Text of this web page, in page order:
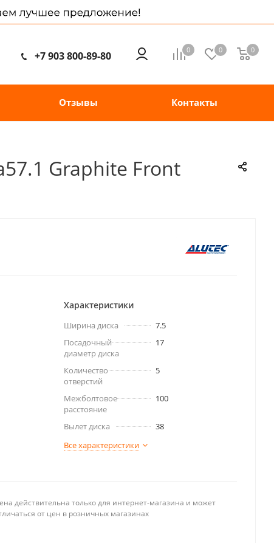
0 0 0
+7 903 800-89-80
Отзывы Контакты
Graphite Front
Характеристики
Ширина диска
7.5
Посадочный
диаметр диска
17
Количество
отверстий
5
Межболтовое
расстояние
100
Вылет диска
38
Все характеристики
действительна только для интернет-магазина и может
от цен в розничных магазинах